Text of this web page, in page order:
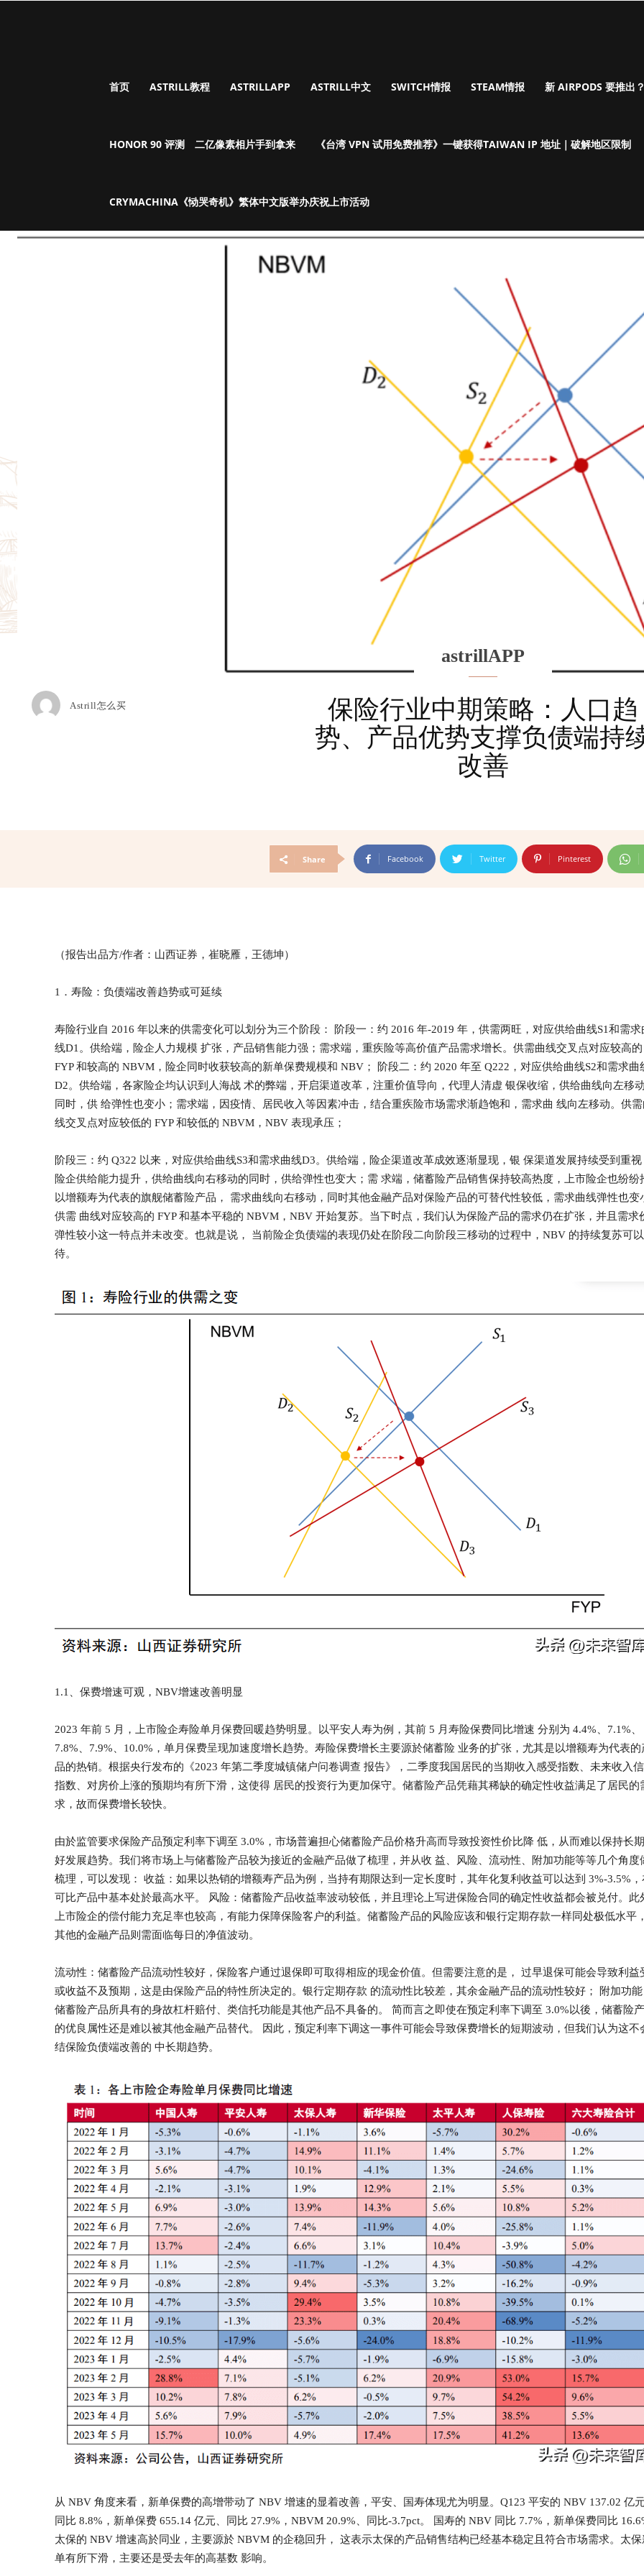
首页 ASTRILL教程 ASTRILLAPP ASTRILL中文 SWITCH情报 STEAM情报 新 AIRPODS 要推出
HONOR 90 评测 二亿像素相片手到拿来 《台湾 VPN 试用免费推荐》一键获得TAIWAN IP 地址｜破解地区限制
CRYMACHINA《恸哭奇机》繁体中文版举办庆祝上市活动
Astrill怎么买
astrillAPP
保险行业中期策略：人口趋
势、产品优势支撑负债端持
改善
Share Facebook Twitter Pinterest
（报告出品方/作者：山西证券，崔晓雁，王德坤）
1．寿险：负债端改善趋势或可延续
寿险行业自 2016 年以来的供需变化可以划分为三个阶段： 阶段一：约 2016 年-2019 年，供需两旺，对应供给曲线S1和需求
线D1。供给端，险企人力规模 扩张，产品销售能力强；需求端，重疾险等高价值产品需求增长。供需曲线交叉点对应较高的
FYP 和较高的 NBVM，险企同时收获较高的新单保费规模和 NBV； 阶段二：约 2020 年至 Q222，对应供给曲线S2和需求曲
D2。供给端，各家险企均认识到人海战 术的弊端，开启渠道改革，注重价值导向，代理人清虚 银保收缩，供给曲线向左移
同时，供 给弹性也变小；需求端，因疫情、居民收入等因素冲击，结合重疾险市场需求渐趋饱和，需求曲 线向左移动。供需
线交叉点对应较低的 FYP 和较低的 NBVM，NBV 表现承压；
阶段三：约 Q322 以来，对应供给曲线S3和需求曲线D3。供给端，险企渠道改革成效逐渐显现，银 保渠道发展持续受到重视
险企供给能力提升，供给曲线向右移动的同时，供给弹性也变大；需 求端，储蓄险产品销售保持较高热度，上市险企也纷纷
以增额寿为代表的旗舰储蓄险产品， 需求曲线向右移动，同时其他金融产品对保险产品的可替代性较低，需求曲线弹性也变
供需 曲线对应较高的 FYP 和基本平稳的 NBVM，NBV 开始复苏。当下时点，我们认为保险产品的需求仍在扩张，并且需求
弹性较小这一特点并未改变。也就是说， 当前险企负债端的表现仍处在阶段二向阶段三移动的过程中，NBV 的持续复苏可
待。
1.1、保费增速可观，NBV增速改善明显
2023 年前 5 月，上市险企寿险单月保费回暖趋势明显。以平安人寿为例，其前 5 月寿险保费同比增速 分别为 4.4%、7.1%、
7.8%、7.9%、10.0%，单月保费呈现加速度增长趋势。寿险保费增长主要源於储蓄险 业务的扩张，尤其是以增额寿为代表的
品的热销。根据央行发布的《2023 年第二季度城镇储户问卷调查 报告》，二季度我国居民的当期收入感受指数、未来收入
指数、对房价上涨的预期均有所下滑，这使得 居民的投资行为更加保守。储蓄险产品凭藉其稀缺的确定性收益满足了居民的
求，故而保费增长较快。
由於监管要求保险产品预定利率下调至 3.0%，市场普遍担心储蓄险产品价格升高而导致投资性价比降 低，从而难以保持长
好发展趋势。我们将市场上与储蓄险产品较为接近的金融产品做了梳理，并从收 益、风险、流动性、附加功能等等几个角度
梳理，可以发现： 收益：如果以热销的增额寿产品为例，当持有期限达到一定长度时，其年化复利收益可以达到 3%-3.5%，
可比产品中基本处於最高水平。 风险：储蓄险产品收益率波动较低，并且理论上写进保险合同的确定性收益都会被兑付。此
上市险企的偿付能力充足率也较高，有能力保障保险客户的利益。储蓄险产品的风险应该和银行定期存款一样同处极低水平
其他的金融产品则需面临每日的净值波动。
流动性：储蓄险产品流动性较好，保险客户通过退保即可取得相应的现金价值。但需要注意的是， 过早退保可能会导致利益
或收益不及预期，这是由保险产品的特性所决定的。银行定期存款 的流动性比较差，其余金融产品的流动性较好； 附加功能
储蓄险产品所具有的身故杠杆赔付、类信托功能是其他产品不具备的。 简而言之即使在预定利率下调至 3.0%以後，储蓄险
的优良属性还是难以被其他金融产品替代。 因此，预定利率下调这一事件可能会导致保费增长的短期波动，但我们认为这不
结保险负债端改善的 中长期趋势。
从 NBV 角度来看，新单保费的高增带动了 NBV 增速的显着改善，平安、国寿体现尤为明显。Q123 平安的 NBV 137.02 亿元
同比 8.8%，新单保费 655.14 亿元、同比 27.9%，NBVM 20.9%、同比-3.7pct。 国寿的 NBV 同比 7.7%，新单保费同比
太保的 NBV 增速高於同业，主要源於 NBVM 的企稳回升， 这表示太保的产品销售结构已经基本稳定且符合市场需求。太保
单有所下滑，主要还是受去年的高基数 影响。